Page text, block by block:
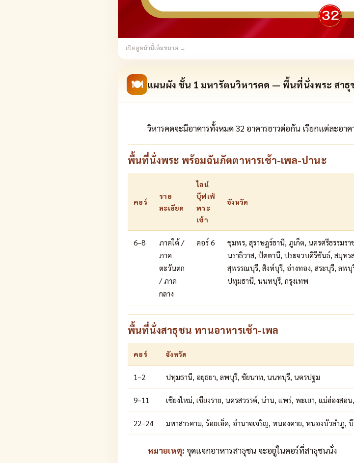
เปิดดูหน้านี้เต็มขนาด →
🍽 แผนผัง ชั้น 1 มหารัตนวิหารคด — พื้นที่นั่งพระ สาธุ
วิหารคดจะมีอาคารทั้งหมด 32 อาคารยาวต่อกัน เรียกแต่ละอา
พื้นที่นั่งพระ พร้อมฉันภัตตาหารเช้า-เพล-ปานะ
คอร์
ราย
ละเอียด
ไลน์
บุ๊ฟเฟ่
พระ
เช้า
จังหวัด
6–8
ภาคใต้ /
ภาค
ตะวันตก
/ ภาค
กลาง
คอร์ 6
ชุมพร, สุราษฎร์ธานี, ภูเก็ต, นครศรีธรรมร
นราธิวาส, ปัตตานี, ประจวบคีรีขันธ์, สมุทร
สุพรรณบุรี, สิงห์บุรี, อ่างทอง, สระบุรี, ลพ
ปทุมธานี, นนทบุรี, กรุงเทพ
พื้นที่นั่งสาธุชน ทานอาหารเช้า-เพล
คอร์ จังหวัด
1–2 ปทุมธานี, อยุธยา, ลพบุรี, ชัยนาท, นนทบุรี, นครปฐม
9–11 เชียงใหม่, เชียงราย, นครสวรรค์, น่าน, แพร่, พะเยา, แม่ฮ่องส
22–24 มหาสารคาม, ร้อยเอ็ด, อำนาจเจริญ, หนองคาย, หนองบัวลำภู,
หมายเหตุ: จุดแจกอาหารสาธุชน จะอยู่ในคอร์ที่สาธุชนนั่ง